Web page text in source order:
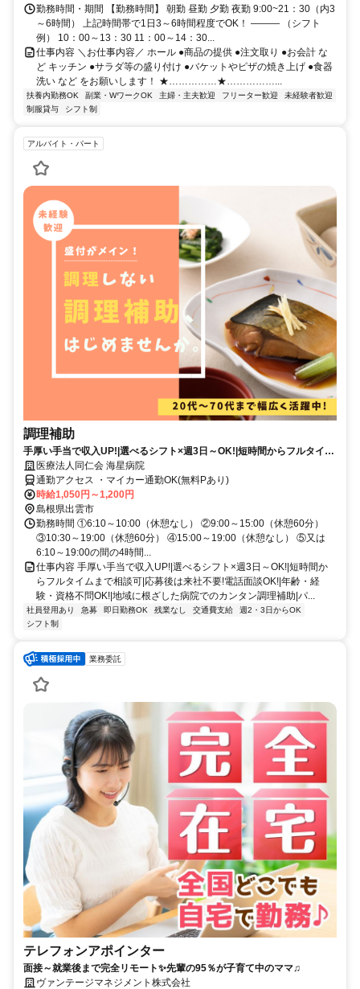
勤務時間・期間 【勤務時間】 朝勤 昼勤 夕勤 夜勤 9:00~21：30（内3
～6時間） 上記時間帯で1日3～6時間程度でOK！ ――― （シフト
例） 10：00～13：30 11：00～14：30...
仕事内容 ＼お仕事内容／ ホール ●商品の提供 ●注文取り ●お会計 な
ど キッチン ●サラダ等の盛り付け ●バケットやピザの焼き上げ ●食器
洗い など をお願いします！ ★……………★……………...
扶養内勤務OK 副業・WワークOK 主婦・主夫歓迎 フリーター歓迎
未経験者歓迎
制服貸与
シフト制
アルバイト・パート
調理補助
手厚い手当で収入UP!|選べるシフト×週3日～OK!|短時間からフルタイム
まで相談可|応募後は来社不要!電話面談OK!|年齢・経験・資格不問OK!|
地域に根ざした病院でのカンタン調理補助|パート・アルバイト|島根県出
雲市大津町
医療法人同仁会 海星病院
通勤アクセス ・マイカー通勤OK(無料Pあり)
時給1,050円～1,200円
島根県出雲市
勤務時間 ①6:10～10:00（休憩なし） ②9:00～15:00（休憩60分）
③10:30～19:00（休憩60分） ④15:00～19:00（休憩なし） ⑤又は
6:10～19:00の間の4時間...
仕事内容 手厚い手当で収入UP!|選べるシフト×週3日～OK!|短時間か
らフルタイムまで相談可|応募後は来社不要!電話面談OK!|年齢・経
験・資格不問OK!|地域に根ざした病院でのカンタン調理補助|パ...
社員登用あり 急募 即日勤務OK 残業なし 交通費支給
週2・3日からOK
シフト制
業務委託
テレフォンアポインター
面接～就業後まで完全リモート✨先輩の95％が子育て中のママ♫
ヴァンテージマネジメント株式会社